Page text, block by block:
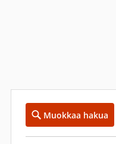
Muokkaa hakua